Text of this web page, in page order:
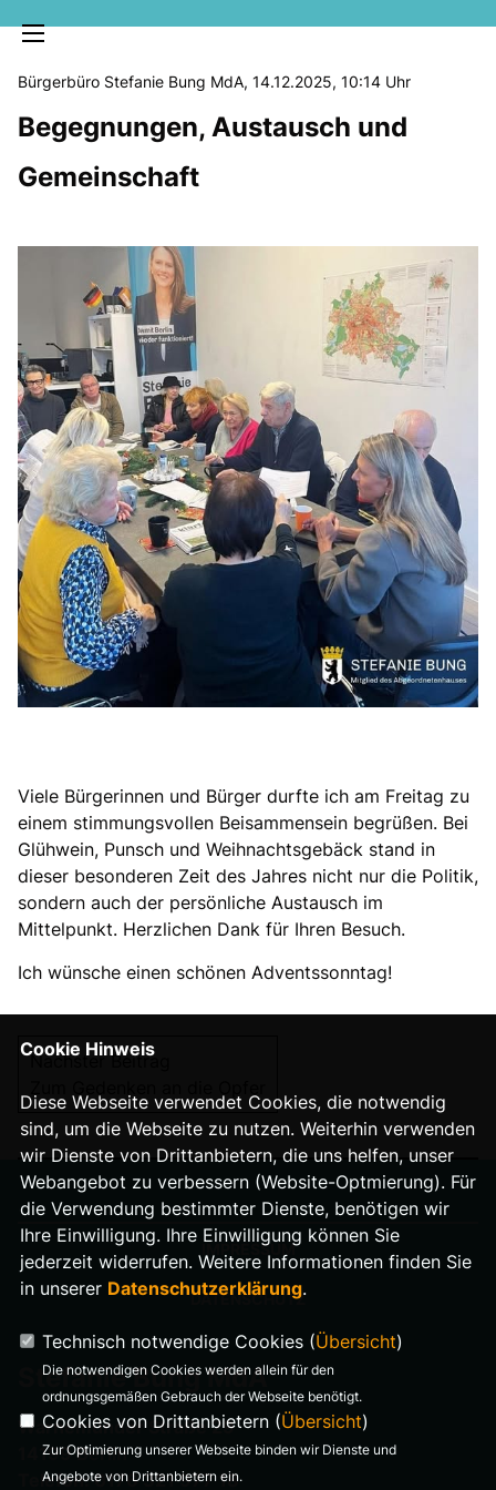
Bürgerbüro Stefanie Bung MdA, 14.12.2025, 10:14 Uhr
Begegnungen, Austausch und
Gemeinschaft
Viele Bürgerinnen und Bürger durfte ich am Freitag zu
einem stimmungsvollen Beisammensein begrüßen. Bei
Glühwein, Punsch und Weihnachtsgebäck stand in
dieser besonderen Zeit des Jahres nicht nur die Politik,
sondern auch der persönliche Austausch im
Mittelpunkt. Herzlichen Dank für Ihren Besuch.
Ich wünsche einen schönen Adventssonntag!
Nächster Beitrag
IMPRESSUM
DATENSCHUTZ
Stefanie Bung MdA
Warnemünder Straße 29
14199 Berlin
Telefon: 0176 321 977 18
Cookie Hinweis
Diese Webseite verwendet Cookies, die notwendig
sind, um die Webseite zu nutzen. Weiterhin verwenden
wir Dienste von Drittanbietern, die uns helfen, unser
Webangebot zu verbessern (Website-Optmierung). Für
die Verwendung bestimmter Dienste, benötigen wir
Ihre Einwilligung. Ihre Einwilligung können Sie
jederzeit widerrufen. Weitere Informationen finden Sie
in unserer Datenschutzerklärung.
Technisch notwendige Cookies (Übersicht)
Die notwendigen Cookies werden allein für den
ordnungsgemäßen Gebrauch der Webseite benötigt.
Cookies von Drittanbietern (Übersicht)
Zur Optimierung unserer Webseite binden wir Dienste und
Angebote von Drittanbietern ein.